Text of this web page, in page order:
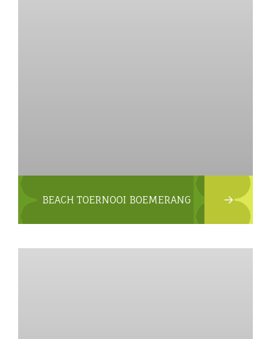
BEACH TOERNOOI BOEMERANG